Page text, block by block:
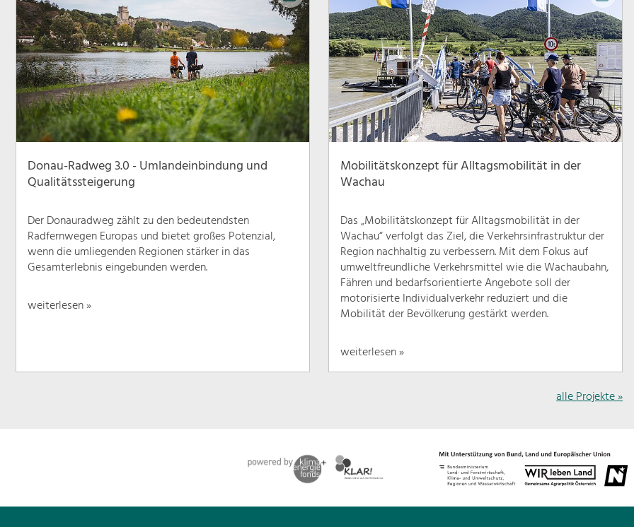
Donau-Radweg 3.0 - Umlandeinbindung und
Qualitätssteigerung
Der Donauradweg zählt zu den bedeutendsten
Radfernwegen Europas und bietet großes Potenzial,
wenn die umliegenden Regionen stärker in das
Gesamterlebnis eingebunden werden.
weiterlesen »
Mobilitätskonzept für Alltagsmobilität in der
Wachau
Das „Mobilitätskonzept für Alltagsmobilität in der
Wachau“ verfolgt das Ziel, die Verkehrsinfrastruktur der
Region nachhaltig zu verbessern. Mit dem Fokus auf
umweltfreundliche Verkehrsmittel wie die Wachaubahn,
Fähren und bedarfsorientierte Angebote soll der
motorisierte Individualverkehr reduziert und die
Mobilität der Bevölkerung gestärkt werden.
weiterlesen »
alle Projekte »